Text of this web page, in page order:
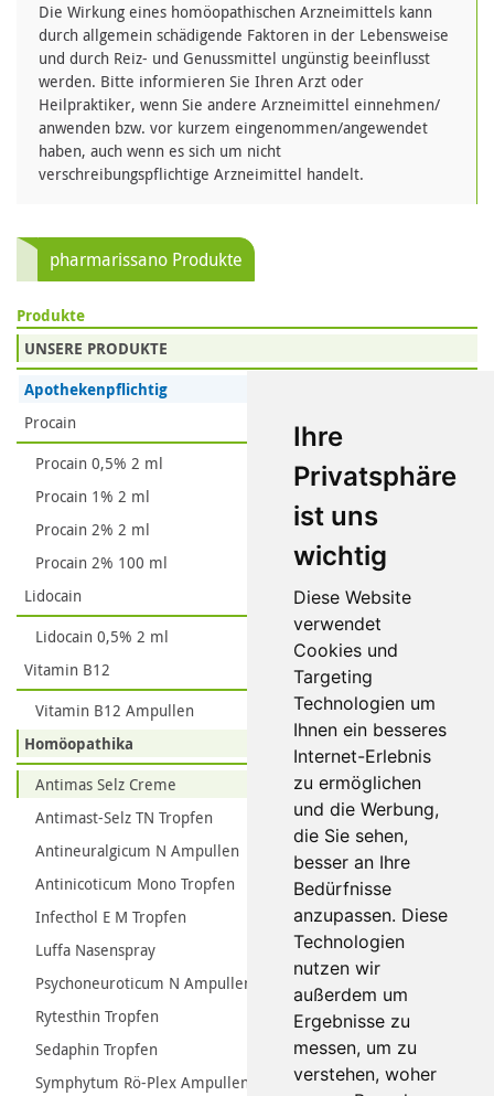
Ihre
Privatsphäre
ist uns
wichtig
Diese Website
verwendet
Cookies und
Targeting
Technologien um
Ihnen ein besseres
Internet-Erlebnis
zu ermöglichen
und die Werbung,
die Sie sehen,
besser an Ihre
Bedürfnisse
anzupassen. Diese
Technologien
nutzen wir
außerdem um
Ergebnisse zu
messen, um zu
verstehen, woher
Die Wirkung eines homöopathischen Arzneimittels kann
durch allgemein schädigende Faktoren in der Lebensweise
und durch Reiz- und Genussmittel ungünstig beeinflusst
werden. Bitte informieren Sie Ihren Arzt oder
Heilpraktiker, wenn Sie andere Arzneimittel einnehmen/
anwenden bzw. vor kurzem eingenommen/angewendet
haben, auch wenn es sich um nicht
verschreibungspflichtige Arzneimittel handelt.
pharmarissano Produkte
Produkte
UNSERE PRODUKTE
Apothekenpflichtig
Procain
Procain 0,5% 2 ml
Procain 1% 2 ml
Procain 2% 2 ml
Procain 2% 100 ml
Lidocain
Lidocain 0,5% 2 ml
Vitamin B12
Vitamin B12 Ampullen
Homöopathika
Antimas Selz Creme
Antimast-Selz TN Tropfen
Antineuralgicum N Ampullen
Antinicoticum Mono Tropfen
Infecthol E M Tropfen
Luffa Nasenspray
Psychoneuroticum N Ampullen
Rytesthin Tropfen
Sedaphin Tropfen
Symphytum Rö-Plex Ampullen